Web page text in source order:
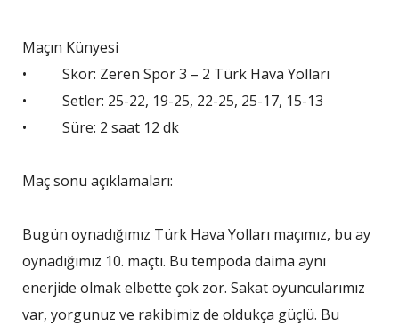
Maçın Künyesi
• Skor: Zeren Spor 3 – 2 Türk Hava Yolları
• Setler: 25-22, 19-25, 22-25, 25-17, 15-13
• Süre: 2 saat 12 dk
Maç sonu açıklamaları:
Bugün oynadığımız Türk Hava Yolları maçımız, bu ay
oynadığımız 10. maçtı. Bu tempoda daima aynı
enerjide olmak elbette çok zor. Sakat oyuncularımız
var, yorgunuz ve rakibimiz de oldukça güçlü. Bu